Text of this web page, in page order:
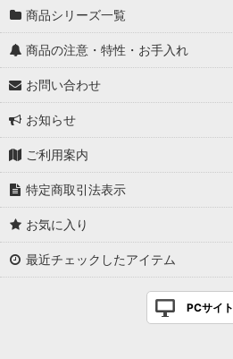
商品シリーズ一覧
商品の注意・特性・お手入れ
お問い合わせ
お知らせ
ご利用案内
特定商取引法表示
お気に入り
最近チェックしたアイテム
PCサイト